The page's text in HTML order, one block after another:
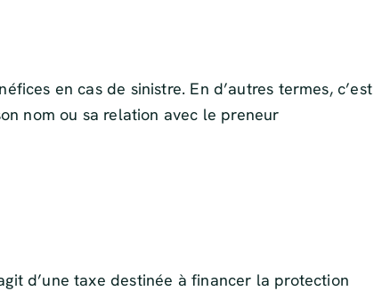
en cas de sinistre. En d’autres termes, c’est
nom ou sa relation avec le preneur
d’une taxe destinée à financer la protection